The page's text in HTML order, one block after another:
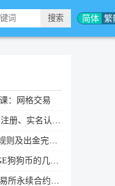
简体 繁
：网格交易
币转账新手实操教程
出金完整流程
的几个方式汇总
骤教程(APP/Web端)